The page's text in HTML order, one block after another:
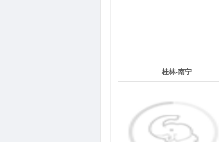
桂林-南宁